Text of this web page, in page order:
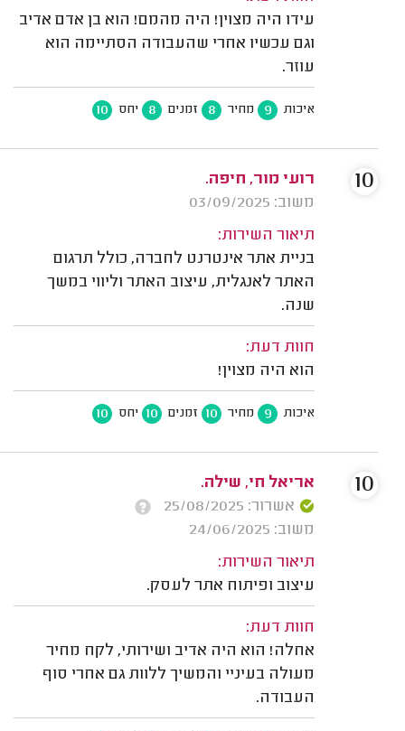
עידו היה מצוין! היה מהמם! הוא בן אדם אדיב
וגם עכשיו אחרי שהעבודה הסתיימה הוא
עוזר.
איכות 9 מחיר 8 זמנים 8 יחס 10
רועי מור, חיפה.
משוב: 03/09/2025
תיאור השירות:
בניית אתר אינטרנט לחברה, כולל תרגום
האתר לאנגלית, עיצוב האתר וליווי במשך
שנה.
חוות דעת:
הוא היה מצוין!
איכות 9 מחיר 10 זמנים 10 יחס 10
10
אריאל חי, שילה.
אשרור: 25/08/2025
משוב: 24/06/2025
תיאור השירות:
עיצוב ופיתוח אתר לעסק.
חוות דעת:
אחלה! הוא היה אדיב ושירותי, לקח מחיר
מעולה בעיניי והמשיך ללוות גם אחרי סוף
העבודה.
10